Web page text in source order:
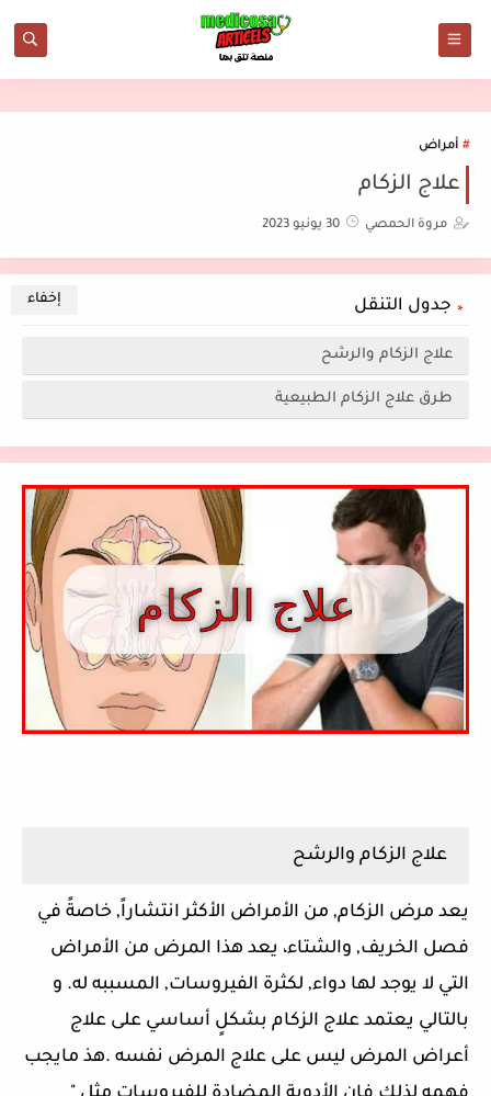
أمراض
علاج الزكام
مروة الحمصي 30 يونيو 2023
جدول التنقل
علاج الزكام والرشح
طرق علاج الزكام الطبيعية
علاج الزكام والرشح
يعد مرض الزكام, من الأمراض الأكثر انتشاراً, خاصةً في
فصل الخريف, والشتاء، يعد هذا المرض من الأمراض
التي لا يوجد لها دواء, لكثرة الفيروسات, المسببه له. و
بالتالي يعتمد علاج الزكام بشكلٍ أساسي على علاج
أعراض المرض ليس على علاج المرض نفسه .هذ مايجب